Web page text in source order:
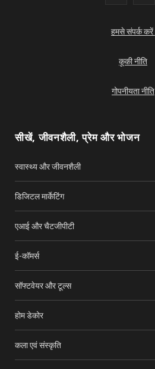
c
e
u
हमसे संपर्क करें
कूकी नीति
गोपनीयता नीति
सीखें, जीवनशैली, प्रेम और भोजन
स्वास्थ्य और जीवनशैली
डिजिटल मार्केटिंग
एआई और चैटजीपीटी
ई-कॉमर्स
सॉफ्टवेयर और टूल्स
होम डेकोर
कला एवं संस्कृति